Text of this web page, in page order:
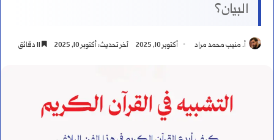
البيان؟
أ. منيب محمد مراد أكتوبر 10, 2025 آخر تحديث: أكتوبر 10, 2025